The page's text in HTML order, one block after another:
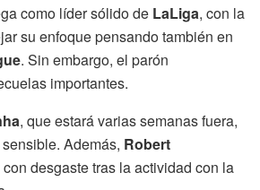
como líder sólido de LaLiga, con la
su enfoque pensando también en
. Sin embargo, el parón
importantes.
, que estará varias semanas fuera,
Además, Robert
desgaste tras la actividad con la